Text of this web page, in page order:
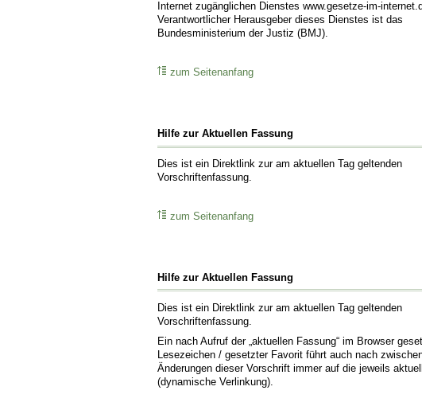
Internet zugänglichen Dienstes www.gesetze-im-
Verantwortlicher Herausgeber dieses Dienstes ist das
Bundesministerium der Justiz (BMJ).
zum Seitenanfang
Hilfe zur Aktuellen Fassung
Dies ist ein Direktlink zur am aktuellen Tag geltenden
Vorschriftenfassung.
zum Seitenanfang
Hilfe zur Aktuellen Fassung
Dies ist ein Direktlink zur am aktuellen Tag geltenden
Vorschriftenfassung.
Ein nach Aufruf der „aktuellen Fassung“ im Browser
Lesezeichen / gesetzter Favorit führt auch nach
Änderungen dieser Vorschrift immer auf die jeweils
(dynamische Verlinkung).